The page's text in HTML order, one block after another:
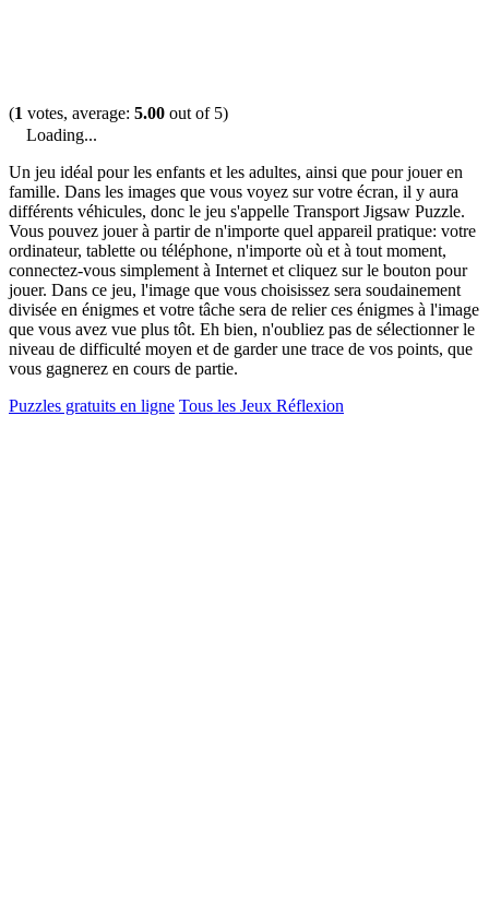
(1 votes, average: 5.00 out of 5)
Loading...
Un jeu idéal pour les enfants et les adultes, ainsi que pour jouer en
famille. Dans les images que vous voyez sur votre écran, il y aura
différents véhicules, donc le jeu s'appelle Transport Jigsaw Puzzle.
Vous pouvez jouer à partir de n'importe quel appareil pratique: votre
ordinateur, tablette ou téléphone, n'importe où et à tout moment,
connectez-vous simplement à Internet et cliquez sur le bouton pour
jouer. Dans ce jeu, l'image que vous choisissez sera soudainement
divisée en énigmes et votre tâche sera de relier ces énigmes à l'image
que vous avez vue plus tôt. Eh bien, n'oubliez pas de sélectionner le
niveau de difficulté moyen et de garder une trace de vos points, que
vous gagnerez en cours de partie.
Puzzles gratuits en ligne Tous les Jeux Réflexion